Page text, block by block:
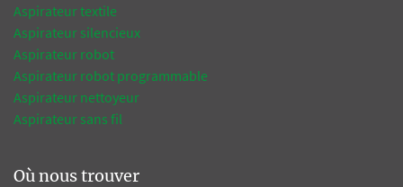
Aspirateur textile
Aspirateur silencieux
Aspirateur robot
Aspirateur robot programmable
Aspirateur nettoyeur
Aspirateur sans fil
Où nous trouver